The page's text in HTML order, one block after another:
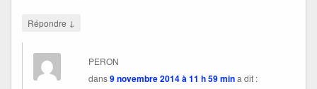
Répondre ↓
PERON
dans9 novembre 2014 à 11 h 59 mina dit :